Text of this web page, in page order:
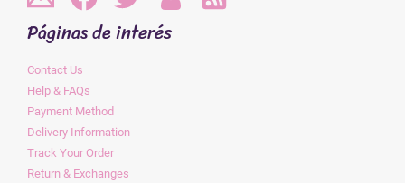
Páginas de interés
Contact Us
Help & FAQs
Payment Method
Delivery Information
Track Your Order
Return & Exchanges